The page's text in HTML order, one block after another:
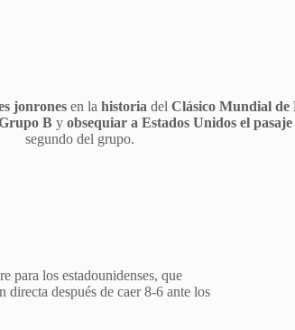
jonronesen la historia del Clásico Mundial de
By obsequiar a Estados Unidos el
segundo del grupo.
para los estadounidenses, que
directa después de caer 8-6 ante los